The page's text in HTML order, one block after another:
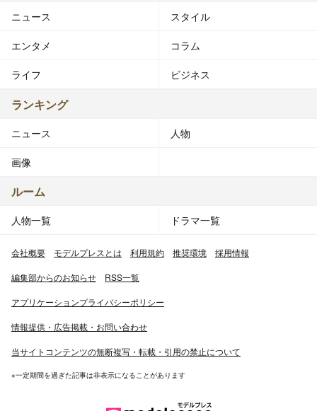
ニュース スタイル
エンタメ コラム
ライフ ビジネス
ランキング
ニュース 人物
画像
ルーム
人物一覧 ドラマ一覧
会社概要 モデルプレスとは 利用規約 推奨環境 採用情報
編集部からのお知らせ RSS一覧
アプリケーションプライバシーポリシー
情報提供・広告掲載・お問い合わせ
当サイトコンテンツの無断複写・転載・引用の禁止について
※一定期間を過ぎた記事は非表示になることがあります